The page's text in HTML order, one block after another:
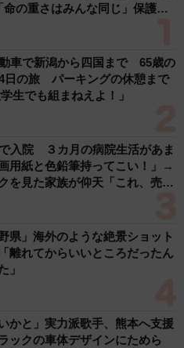
の重さはみんな同じ」保護団
車で新潟から四国まで 65歳の
日の旅 パーキングの休憩まで
生でも組まねえよ！」
入院 ３カ月の病院生活があま
用紙と色鉛筆持ってこい！」→
を見た家族が仰天「これ、売れ
県」海外のような絶景ショット
離れてからいいところだったん
」
かと」実力派歌手、熊本へ支援
ックの車体デザインにためら